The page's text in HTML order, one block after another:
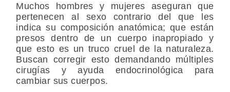
Muchos hombres y mujeres aseguran que
pertenecen al sexo contrario del que les
indica su composición anatómica; que están
presos dentro de un cuerpo inapropiado y
que esto es un truco cruel de la naturaleza.
Buscan corregir esto demandando múltiples
cirugías y ayuda endocrinológica para
cambiar sus cuerpos.